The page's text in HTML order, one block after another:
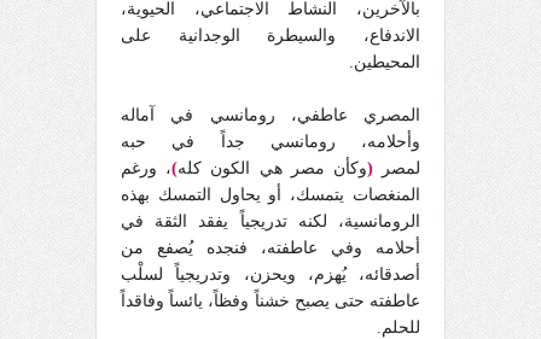
بالآخرين، النشاط الاجتماعي، الحيوية،
الاندفاع، والسيطرة الوجدانية على
المحيطين.
المصري عاطفي، رومانسي في آماله
وأحلامه، رومانسي جداً في حبه
لمصر (وكأن مصر هي الكون كله)، ورغم
المنغصات يتمسك، أو يحاول التمسك بهذه
الرومانسية، لكنه تدريجياً يفقد الثقة في
أحلامه وفي عاطفته، فنجده يُصفع من
أصدقائه، يُهزم، ويحزن، وتدريجياً لسلْب
عاطفته حتى يصبح خشناً وفظاً، يائساً وفاقداً
للحلم.